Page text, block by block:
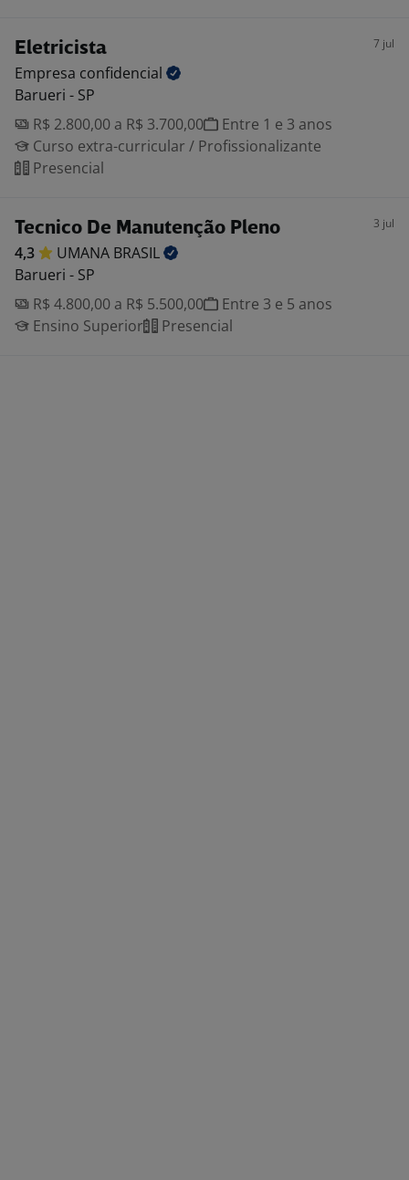
Eletricista 7 jul
Empresa confidencial
Barueri - SP
R$ 2.800,00 a R$ 3.700,00
Entre 1 e 3 anos
Curso extra-curricular / Profissionalizante
Presencial
Tecnico De Manutenção Pleno 3 jul
4,3 UMANA BRASIL
Barueri - SP
R$ 4.800,00 a R$ 5.500,00
Entre 3 e 5 anos
Ensino Superior
Presencial